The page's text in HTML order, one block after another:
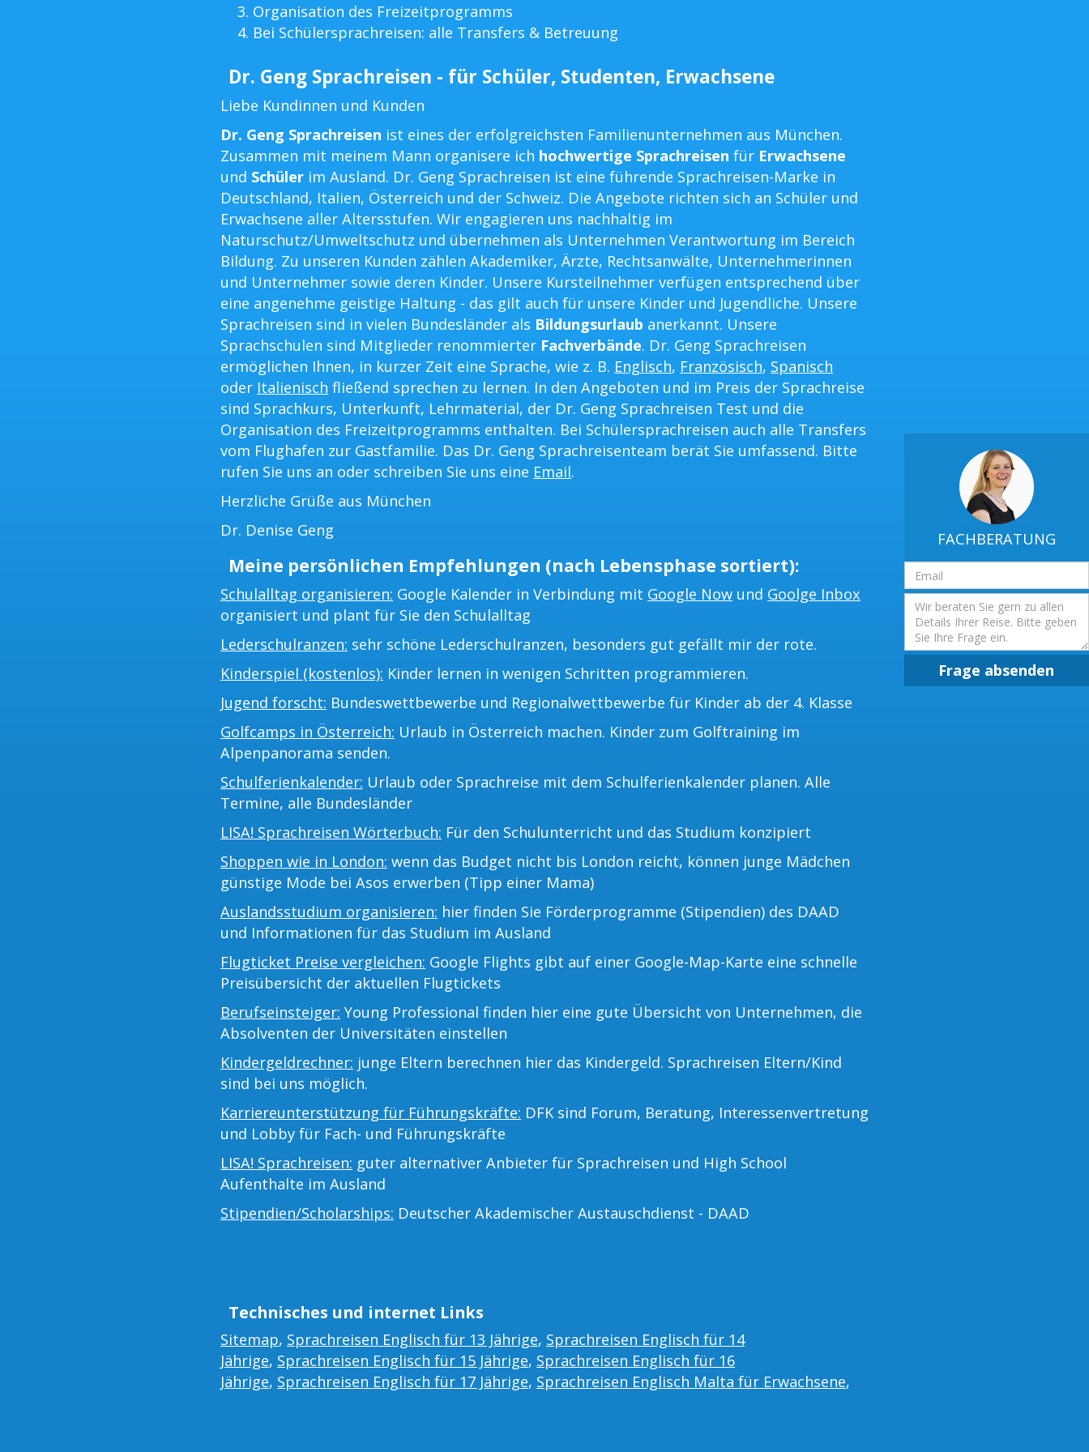
Organisation des Freizeitprogramms
Bei Schülersprachreisen: alle Transfers & Betreuung
Dr. Geng Sprachreisen - für Schüler, Studenten, Erwachsene
Liebe Kundinnen und Kunden
Dr. Geng Sprachreisen ist eines der erfolgreichsten Familienunternehmen aus München.
Zusammen mit meinem Mann organisere ich hochwertige Sprachreisen für Erwachsene
und Schüler im Ausland. Dr. Geng Sprachreisen ist eine führende Sprachreisen-Marke in
Deutschland, Italien, Österreich und der Schweiz. Die Angebote richten sich an Schüler und
Erwachsene aller Altersstufen. Wir engagieren uns nachhaltig im
Naturschutz/Umweltschutz und übernehmen als Unternehmen Verantwortung im Bereich
Bildung. Zu unseren Kunden zählen Akademiker, Ärzte, Rechtsanwälte, Unternehmerinnen
und Unternehmer sowie deren Kinder. Unsere Kursteilnehmer verfügen entsprechend über
eine angenehme geistige Haltung - das gilt auch für unsere Kinder und Jugendliche. Unsere
Sprachreisen sind in vielen Bundesländer als Bildungsurlaub anerkannt. Unsere
Sprachschulen sind Mitglieder renommierter Fachverbände. Dr. Geng Sprachreisen
ermöglichen Ihnen, in kurzer Zeit eine Sprache, wie z. B. Englisch, Französisch, Spanisch
oder Italienisch fließend sprechen zu lernen. In den Angeboten und im Preis der Sprachreise
sind Sprachkurs, Unterkunft, Lehrmaterial, der Dr. Geng Sprachreisen Test und die
Organisation des Freizeitprogramms enthalten. Bei Schülersprachreisen auch alle Transfers
vom Flughafen zur Gastfamilie. Das Dr. Geng Sprachreisenteam berät Sie umfassend. Bitte
rufen Sie uns an oder schreiben Sie uns eine Email.
Herzliche Grüße aus München
Dr. Denise Geng
Meine persönlichen Empfehlungen (nach Lebensphase sortiert):
Schulalltag organisieren: Google Kalender in Verbindung mit Google Now und Goolge Inbox
organisiert und plant für Sie den Schulalltag
Lederschulranzen: sehr schöne Lederschulranzen, besonders gut gefällt mir der rote.
Kinderspiel (kostenlos): Kinder lernen in wenigen Schritten programmieren.
Jugend forscht: Bundeswettbewerbe und Regionalwettbewerbe für Kinder ab der 4. Klasse
Golfcamps in Österreich: Urlaub in Österreich machen. Kinder zum Golftraining im
Alpenpanorama senden.
Schulferienkalender: Urlaub oder Sprachreise mit dem Schulferienkalender planen. Alle
Termine, alle Bundesländer
LISA! Sprachreisen Wörterbuch: Für den Schulunterricht und das Studium konzipiert
Shoppen wie in London: wenn das Budget nicht bis London reicht, können junge Mädchen
günstige Mode bei Asos erwerben (Tipp einer Mama)
Auslandsstudium organisieren: hier finden Sie Förderprogramme (Stipendien) des DAAD
und Informationen für das Studium im Ausland
Flugticket Preise vergleichen: Google Flights gibt auf einer Google-Map-Karte eine schnelle
Preisübersicht der aktuellen Flugtickets
Berufseinsteiger: Young Professional finden hier eine gute Übersicht von Unternehmen, die
Absolventen der Universitäten einstellen
Kindergeldrechner: junge Eltern berechnen hier das Kindergeld. Sprachreisen Eltern/Kind
sind bei uns möglich.
Karriereunterstützung für Führungskräfte: DFK sind Forum, Beratung, Interessenvertretung
und Lobby für Fach- und Führungskräfte
LISA! Sprachreisen: guter alternativer Anbieter für Sprachreisen und High School
Aufenthalte im Ausland
Stipendien/Scholarships: Deutscher Akademischer Austauschdienst - DAAD
Technisches und internet Links
Sitemap, Sprachreisen Englisch für 13 Jährige, Sprachreisen Englisch für 14
Jährige, Sprachreisen Englisch für 15 Jährige, Sprachreisen Englisch für 16
Jährige, Sprachreisen Englisch für 17 Jährige, Sprachreisen Englisch Malta für Erwachsene,
FACHBERATUNG
Email
Adresse
Frage
Frage absenden